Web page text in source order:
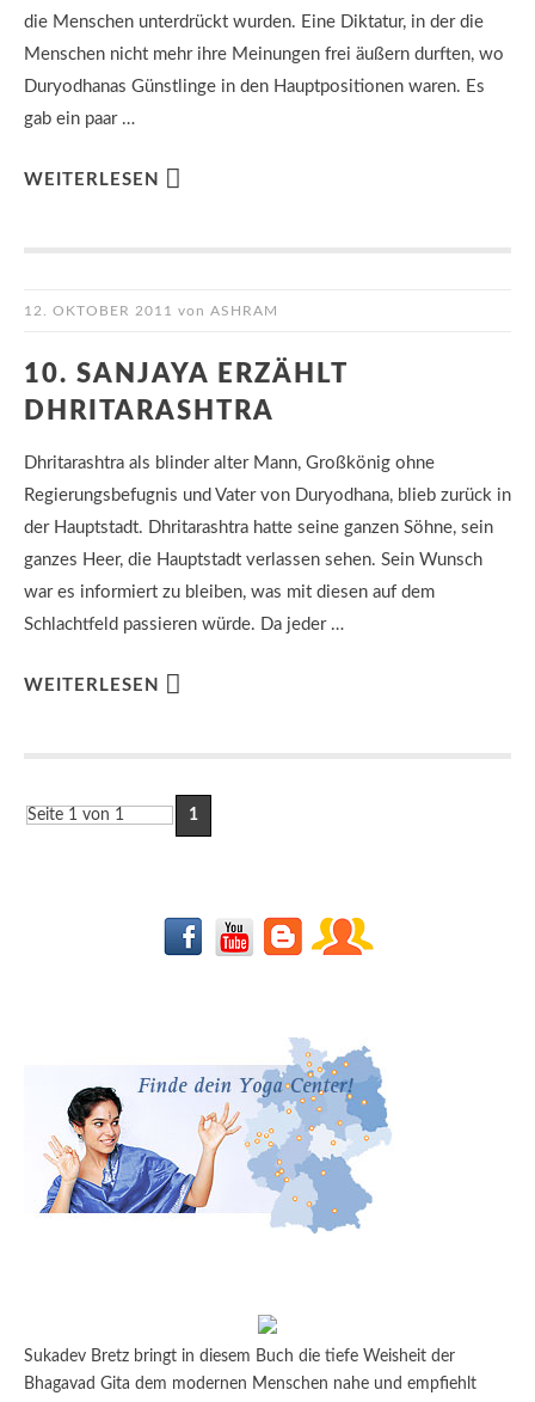
die Menschen unterdrückt wurden. Eine Diktatur, in der die
Menschen nicht mehr ihre Meinungen frei äußern durften, wo
Duryodhanas Günstlinge in den Hauptpositionen waren. Es
gab ein paar …
WEITERLESEN
12. OKTOBER 2011 von ASHRAM
10. SANJAYA ERZÄHLT
DHRITARASHTRA
Dhritarashtra als blinder alter Mann, Großkönig ohne
Regierungsbefugnis und Vater von Duryodhana, blieb zurück in
der Hauptstadt. Dhritarashtra hatte seine ganzen Söhne, sein
ganzes Heer, die Hauptstadt verlassen sehen. Sein Wunsch
war es informiert zu bleiben, was mit diesen auf dem
Schlachtfeld passieren würde. Da jeder …
WEITERLESEN
Seite 1 von 1 1
Sukadev Bretz bringt in diesem Buch die tiefe Weisheit der
Bhagavad Gita dem modernen Menschen nahe und empfiehlt